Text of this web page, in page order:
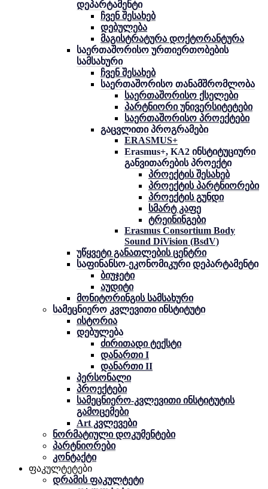
დეპარტამენტი
ჩვენ შესახებ
დებულება
მაგისტრატურა დოქტორანტურა
საერთაშორისო ურთიერთობების
სამსახური
ჩვენ შესახებ
საერთაშორისო თანამშრომლობა
საერთაშორისო ქსელები
პარტნიორი უნივერსიტეტები
საერთაშორისო პროექტები
გაცვლითი პროგრამები
ERASMUS+
Erasmus+, KA2 ინსტიტუციური
განვითარების პროექტი
პროექტის შესახებ
პროექტის პარტნიორები
პროექტის გუნდი
სმარტ კაფე
ტრეინინგები
Erasmus Consortium Body
Sound DiVision (BsdV)
უწყვეტი განათლების ცენტრი
საფინანსო-ეკონომიკური დეპარტამენტი
ბიუჯეტი
აუდიტი
მონიტორინგის სამსახური
სამეცნიერო კვლევითი ინსტიტუტი
ისტორია
დებულება
ძირითადი ტექსტი
დანართი I
დანართი II
პერსონალი
პროექტები
სამეცნიერო-კვლევითი ინსტიტუტის
გამოცემები
Art კვლევები
ნორმატიული დოკუმენტები
პარტნიორები
კონტაქტი
ფაკულტეტები
დრამის ფაკულტეტი